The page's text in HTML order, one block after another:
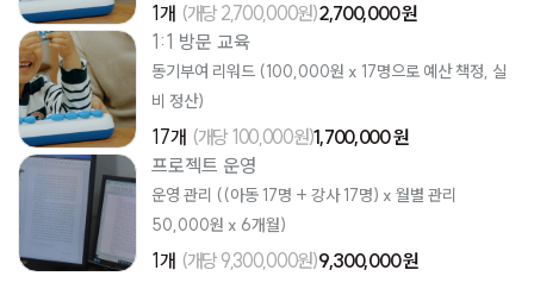
1개 (개당 2,700,000원)2,700,000 원
1:1 방문 교육
동기부여 리워드 (100,000원 x 17명으로 예산 책정, 실
비 정산)
17개 (개당 100,000원)1,700,000 원
프로젝트 운영
운영 관리 ((아동 17명 + 강사 17명) x 월별 관리
50,000원 x 6개월)
1개 (개당 9,300,000원)9,300,000 원